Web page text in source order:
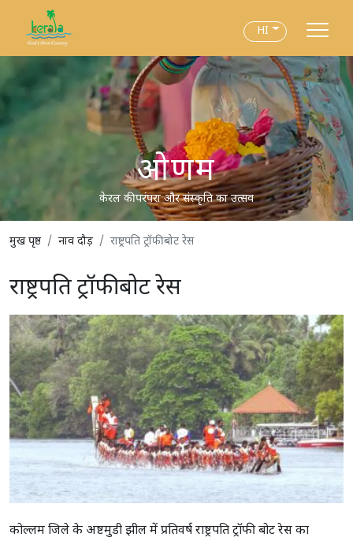
HI
ओणम
केरल की परंपरा और संस्कृति का उत्सव
मुख पृष्ठ नाव दौड़ राष्ट्रपति ट्रॉफी बोट रेस
राष्ट्रपति ट्रॉफी बोट रेस
कोल्लम जिले के अष्टमुडी झील में प्रतिवर्ष राष्ट्रपति ट्रॉफी बोट रेस का